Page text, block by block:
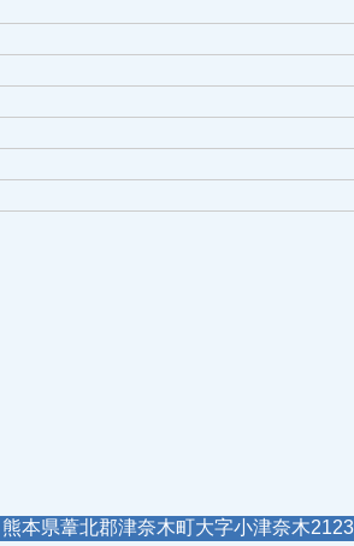
本県葦北郡津奈木町大字小津奈木